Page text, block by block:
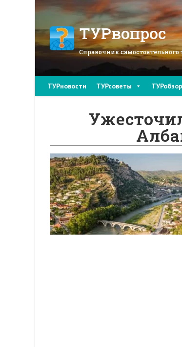
ТУРвопрос
Справочник самостоятельного
ТУРновости ТУРсоветы